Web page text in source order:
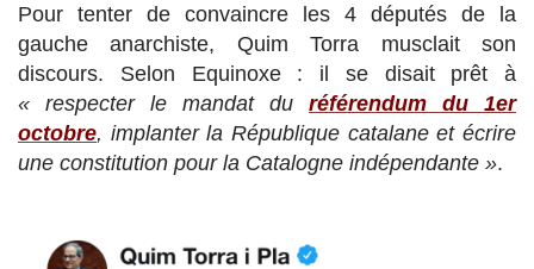
Pour tenter de convaincre les 4 députés de la
gauche anarchiste, Quim Torra musclait son
discours. Selon Equinoxe : il se disait prêt à
« respecter le mandat du référendum du 1er
octobre, implanter la République catalane et écrire
une constitution pour la Catalogne indépendante ».